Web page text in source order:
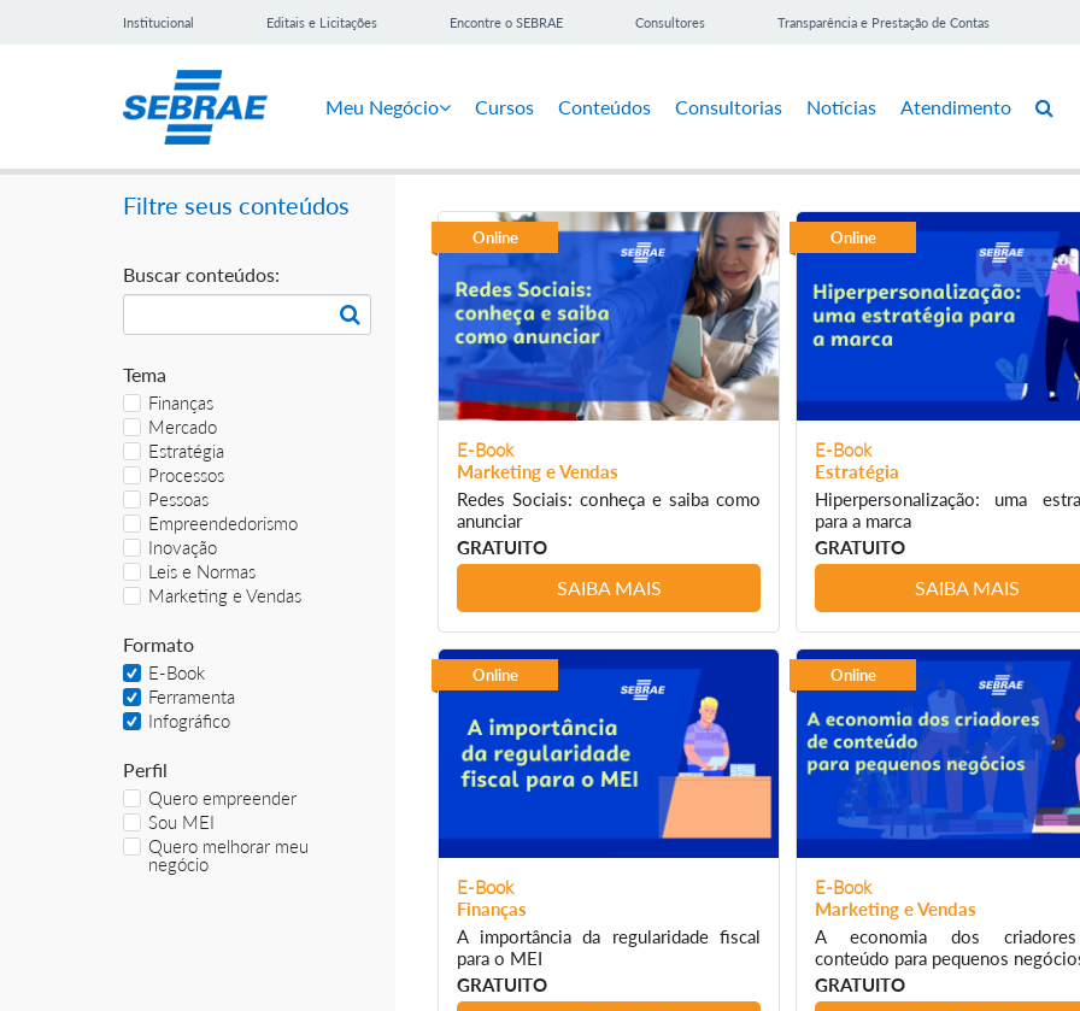
Institucional Editais e Licitações Encontre o SEBRAE Consultores Transparência e Prestação de Contas
Meu Negócio Cursos Conteúdos Consultorias Notícias Atendimento
Filtre seus conteúdos
Buscar conteúdos:
Tema
Finanças
Mercado
Estratégia
Processos
Pessoas
Empreendedorismo
Inovação
Leis e Normas
Marketing e Vendas
Formato
E-Book
Ferramenta
Infográfico
Perfil
Quero empreender
Sou MEI
Quero melhorar meu
negócio
Online
E-Book
Marketing e Vendas
Redes Sociais: conheça e saiba como
anunciar
GRATUITO
SAIBA MAIS
Online
E-Book
Estratégia
Hiperpersonalização: uma
para a marca
GRATUITO
SAIBA MAIS
Online
E-Book
Finanças
A importância da regularidade fiscal
para o MEI
GRATUITO
Online
E-Book
Marketing e Vendas
A economia dos
conteúdo para pequenos
GRATUITO